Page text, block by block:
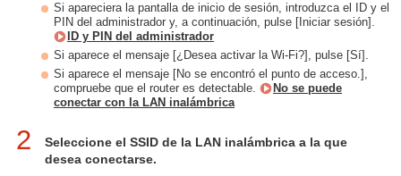
Si apareciera la pantalla de inicio de sesión, introduzca el ID y el
PIN del administrador y, a continuación, pulse [Iniciar sesión].
ID y PIN del administrador
Si aparece el mensaje [¿Desea activar la Wi-Fi?], pulse [Sí].
Si aparece el mensaje [No se encontró el punto de acceso.],
compruebe que el router es detectable.
No se puede
conectar con la LAN inalámbrica
2
Seleccione el SSID de la LAN inalámbrica a la que
desea conectarse.